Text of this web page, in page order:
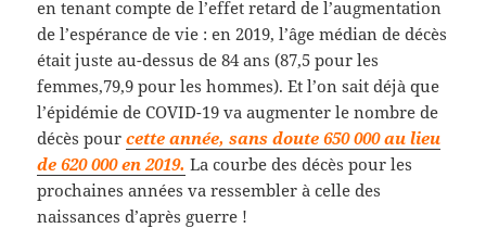
en tenant compte de l’effet retard de l’augmentation
de l’espérance de vie : en 2019, l’âge médian de décès
était juste au-dessus de 84 ans (87,5 pour les
femmes,79,9 pour les hommes). Et l’on sait déjà que
l’épidémie de COVID-19 va augmenter le nombre de
décès pourcette année, sans doute 650 000 au lieu
de 620 000 en 2019. La courbe des décès pour les
prochaines années va ressembler à celle des
naissances d’après guerre !